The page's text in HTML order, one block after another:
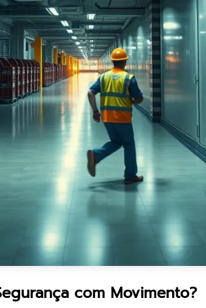
com Movimento?